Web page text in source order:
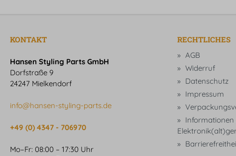
KONTAKT
Hansen Styling Parts GmbH
Dorfstraße 9
24247 Mielkendorf
info@hansen-styling-parts.de
+49 (0) 4347 - 706970
Mo–Fr: 08:00 – 17:30 Uhr
RECHTLICHES
AGB
Widerruf
Datenschutz
Impressum
Informationen